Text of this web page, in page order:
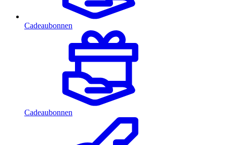
Cadeaubonnen
Cadeaubonnen